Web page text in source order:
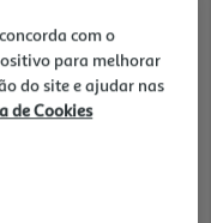
com o
para melhorar
do site e ajudar nas
de Cookies